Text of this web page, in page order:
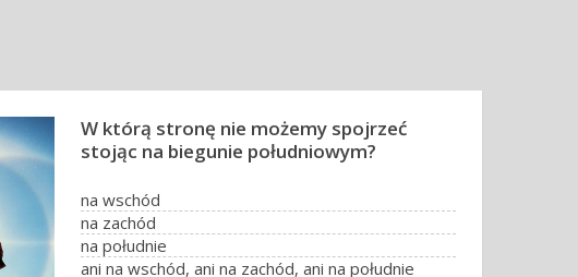
W którą stronę nie możemy spojrzeć
stojąc na biegunie południowym?
na wschód
na zachód
na południe
ani na wschód, ani na zachód, ani na południe